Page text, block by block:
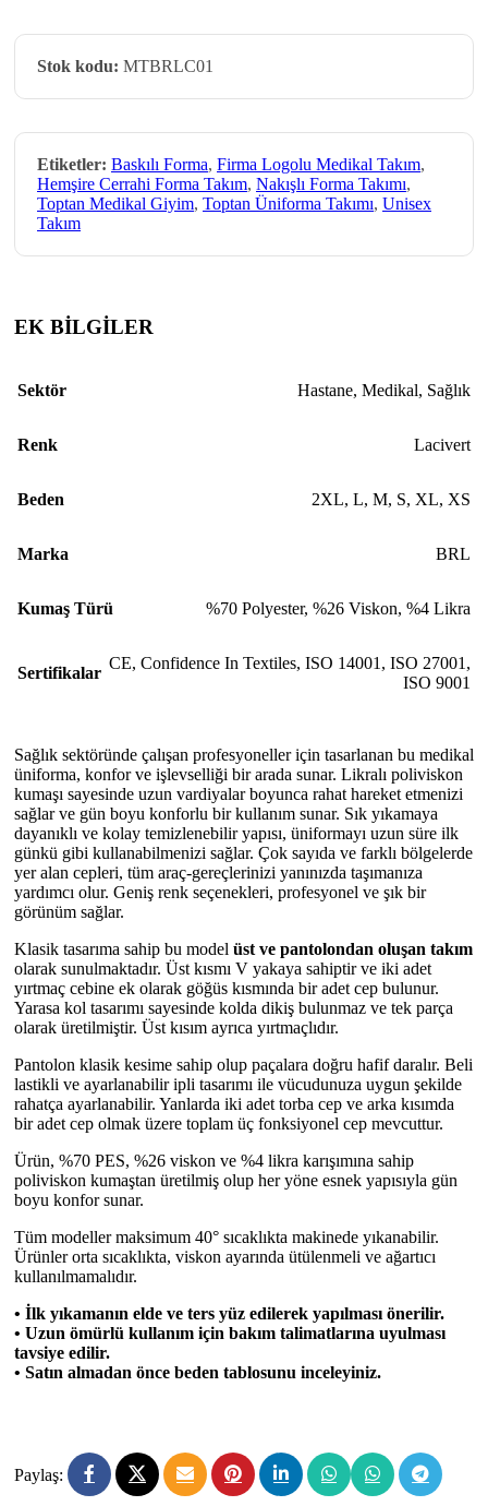
Stok kodu: MTBRLC01
Etiketler: Baskılı Forma, Firma Logolu Medikal Takım,
Hemşire Cerrahi Forma Takım, Nakışlı Forma Takımı,
Toptan Medikal Giyim, Toptan Üniforma Takımı, Unisex
Takım
EK BİLGİLER
Sektör Hastane, Medikal, Sağlık
Renk Lacivert
Beden 2XL, L, M, S, XL, XS
Marka BRL
Kumaş Türü %70 Polyester, %26 Viskon, %4 Likra
Sertifikalar
CE, Confidence In Textiles, ISO 14001, ISO 27001,
ISO 9001
Sağlık sektöründe çalışan profesyoneller için tasarlanan bu medikal
üniforma, konfor ve işlevselliği bir arada sunar. Likralı poliviskon
kumaşı sayesinde uzun vardiyalar boyunca rahat hareket etmenizi
sağlar ve gün boyu konforlu bir kullanım sunar. Sık yıkamaya
dayanıklı ve kolay temizlenebilir yapısı, üniformayı uzun süre ilk
günkü gibi kullanabilmenizi sağlar. Çok sayıda ve farklı bölgelerde
yer alan cepleri, tüm araç-gereçlerinizi yanınızda taşımanıza
yardımcı olur. Geniş renk seçenekleri, profesyonel ve şık bir
görünüm sağlar.
Klasik tasarıma sahip bu model üst ve pantolondan oluşan takım
olarak sunulmaktadır. Üst kısmı V yakaya sahiptir ve iki adet
yırtmaç cebine ek olarak göğüs kısmında bir adet cep bulunur.
Yarasa kol tasarımı sayesinde kolda dikiş bulunmaz ve tek parça
olarak üretilmiştir. Üst kısım ayrıca yırtmaçlıdır.
Pantolon klasik kesime sahip olup paçalara doğru hafif daralır. Beli
lastikli ve ayarlanabilir ipli tasarımı ile vücudunuza uygun şekilde
rahatça ayarlanabilir. Yanlarda iki adet torba cep ve arka kısımda
bir adet cep olmak üzere toplam üç fonksiyonel cep mevcuttur.
Ürün, %70 PES, %26 viskon ve %4 likra karışımına sahip
poliviskon kumaştan üretilmiş olup her yöne esnek yapısıyla gün
boyu konfor sunar.
Tüm modeller maksimum 40° sıcaklıkta makinede yıkanabilir.
Ürünler orta sıcaklıkta, viskon ayarında ütülenmeli ve ağartıcı
kullanılmamalıdır.
• İlk yıkamanın elde ve ters yüz edilerek yapılması önerilir.
• Uzun ömürlü kullanım için bakım talimatlarına uyulması
tavsiye edilir.
• Satın almadan önce beden tablosunu inceleyiniz.
Paylaş: